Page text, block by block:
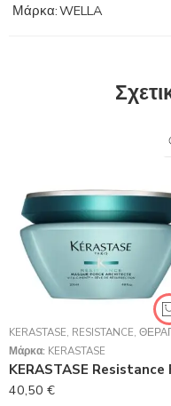
Μάρκα:WELLA
KERASTASE, RESISTANCE,
Μάρκα: KERASTASE
40,50 €